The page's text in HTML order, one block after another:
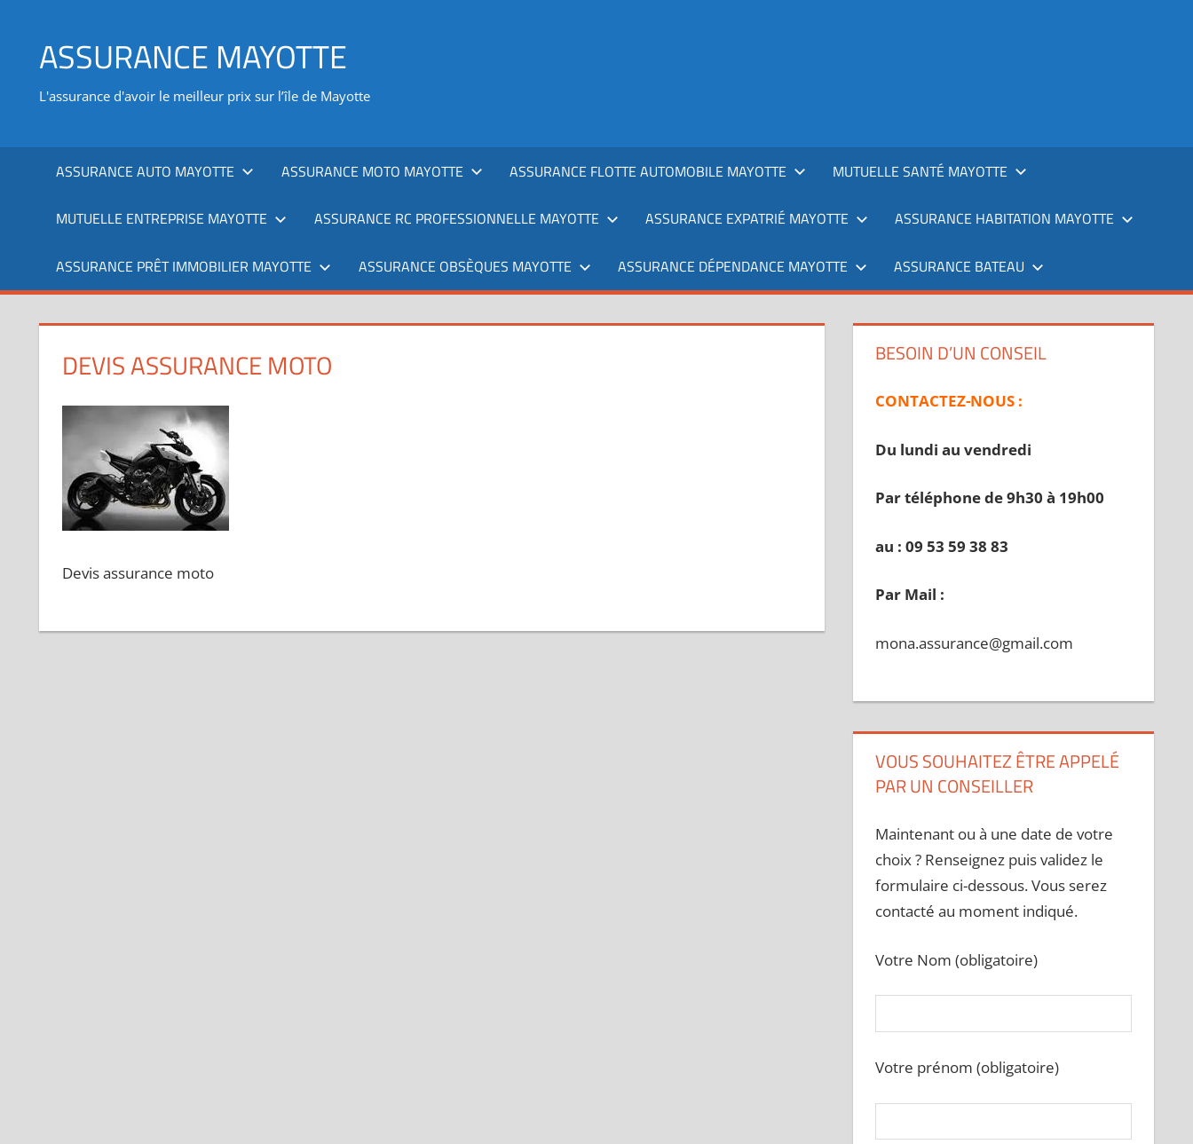
contenuASSURANCE MAYOTTE
L'assurance d'avoir le meilleur prix sur l’île de Mayotte
ASSURANCE AUTO MAYOTTE ASSURANCE MOTO MAYOTTE ASSURANCE FLOTTE AUTOMOBILE MAYOTTE MUTUELLE SANTÉ MAYOTTE
MUTUELLE ENTREPRISE MAYOTTE ASSURANCE RC PROFESSIONNELLE MAYOTTE ASSURANCE EXPATRIÉ MAYOTTE ASSURANCE HABITATION MAYOTTE
ASSURANCE PRÊT IMMOBILIER MAYOTTE ASSURANCE OBSÈQUES MAYOTTE ASSURANCE DÉPENDANCE MAYOTTE ASSURANCE BATEAU
DEVIS ASSURANCE MOTO
Devis assurance moto
BESOIN D’UN CONSEIL
CONTACTEZ-NOUS :
Du lundi au vendredi
Par téléphone de 9h30 à 19h00
au : 09 53 59 38 83
Par Mail :
mona.assurance@gmail.com
VOUS SOUHAITEZ ÊTRE APPELÉ
PAR UN CONSEILLER
Maintenant ou à une date de votre
choix ? Renseignez puis validez le
formulaire ci-dessous. Vous serez
contacté au moment indiqué.
Votre Nom (obligatoire)
Votre prénom (obligatoire)